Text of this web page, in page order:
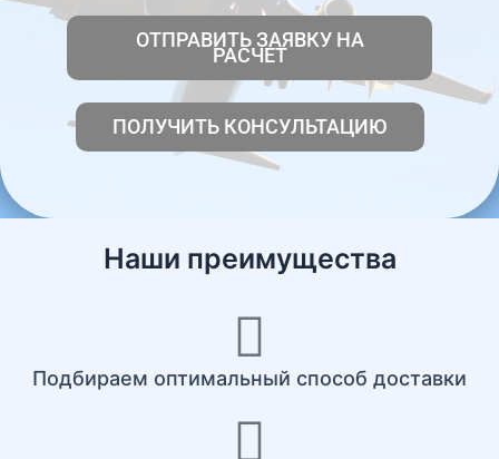
ОТПРАВИТЬ ЗАЯВКУ НА
РАСЧЕТ
ПОЛУЧИТЬ КОНСУЛЬТАЦИЮ
Наши преимущества
Подбираем оптимальный способ доставки